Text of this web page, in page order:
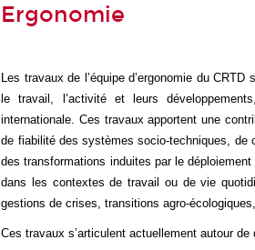
Ergonomie
Les travaux de l’équipe d’ergonomie du
le travail, l’activité et leurs
internationale. Ces travaux apportent une
de fiabilité des systèmes socio-techniques, de
des transformations induites par le
dans les contextes de travail ou de vie
gestions de crises, transitions agro-
Ces travaux s’articulent actuellement autour de